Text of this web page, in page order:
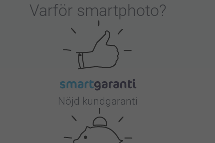
Varför smartphoto?
Nöjd kundgaranti